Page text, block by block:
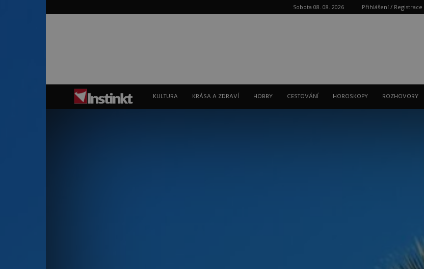
Sobota 08. 08. 2026 Přihlášení / Registrace
Instinkt
KULTURA KRÁSA A ZDRAVÍ HOBBY CESTOVÁNÍ HOROSKOPY ROZHOVORY